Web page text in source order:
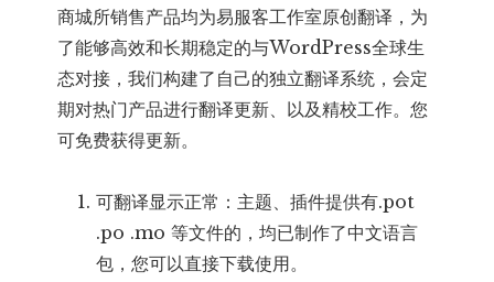
商城所销售产品均为易服客工作室原创翻译，为
了能够高效和长期稳定的与WordPress全球生
态对接，我们构建了自己的独立翻译系统，会定
期对热门产品进行翻译更新、以及精校工作。您
可免费获得更新。
可翻译显示正常：主题、插件提供有.pot
.po .mo 等文件的，均已制作了中文语言
包，您可以直接下载使用。